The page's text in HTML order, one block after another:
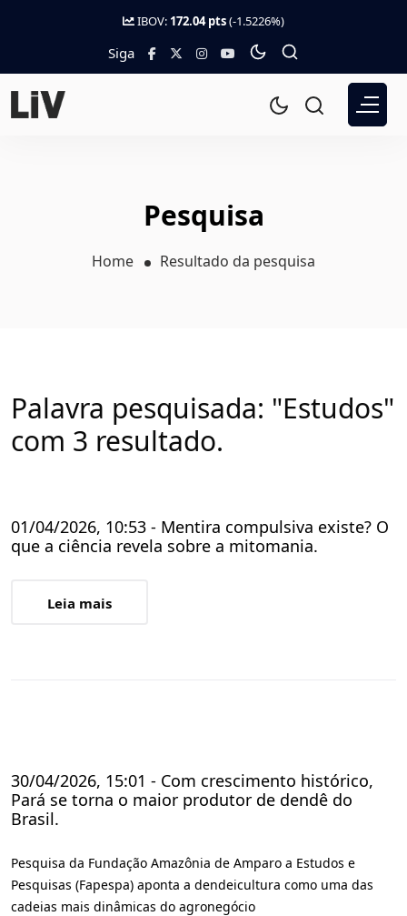
IBOV: 172.04 pts(-1.5226%)
Siga
Pesquisa
Home Resultado da pesquisa
Palavra pesquisada: "Estudos"
com 3 resultado.
01/04/2026, 10:53 - Mentira compulsiva existe? O
que a ciência revela sobre a mitomania.
Leia mais
30/04/2026, 15:01 - Com crescimento histórico,
Pará se torna o maior produtor de dendê do
Brasil.
Pesquisa da Fundação Amazônia de Amparo a Estudos e
Pesquisas (Fapespa) aponta a dendeicultura como uma das
cadeias mais dinâmicas do agronegócio